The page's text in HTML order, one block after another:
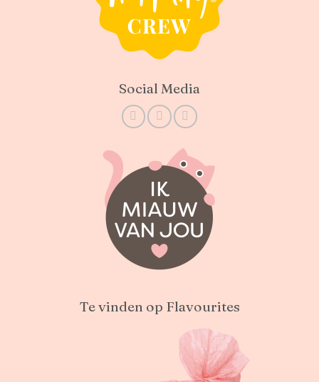
Social Media
Te vinden op Flavourites